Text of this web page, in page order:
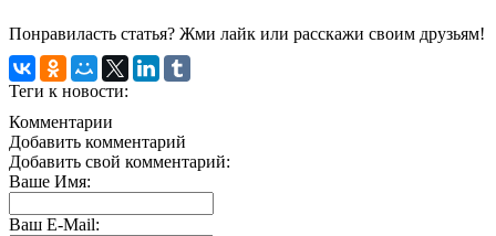
Понравиласть статья? Жми лайк или расскажи своим друзьям!
Теги к новости:
Комментарии
Добавить комментарий
Добавить свой комментарий:
Ваше Имя:
Ваш E-Mail: